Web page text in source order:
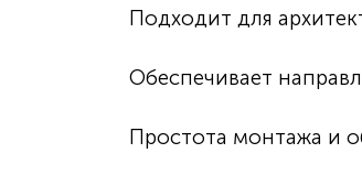
Подходит для
Обеспечивает
Простота монтажа и